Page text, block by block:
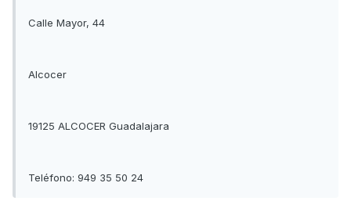
Calle Mayor, 44
Alcocer
19125 ALCOCER Guadalajara
Teléfono: 949 35 50 24